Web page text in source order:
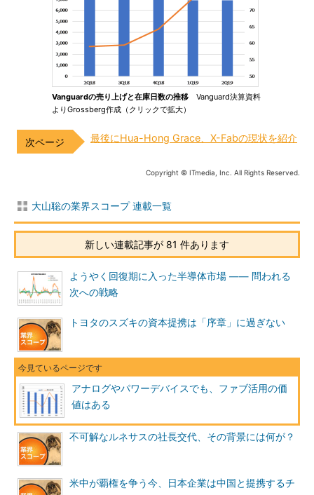
Vanguardの売り上げと在庫日数の推移 Vanguard決算資料
よりGrossberg作成（クリックで拡大）
最後にHua-Hong Grace、X-Fabの現状を紹介
Copyright © ITmedia, Inc. All Rights Reserved.
大山聡の業界スコープ 連載一覧
新しい連載記事が 81 件あります
ようやく回復期に入った半導体市場 ―― 問われる
次への戦略
トヨタのスズキの資本提携は「序章」に過ぎない
アナログやパワーデバイスでも、ファブ活用の価
値はある
不可解なルネサスの社長交代、その背景には何が？
米中が覇権を争う今、日本企業は中国と提携するチ